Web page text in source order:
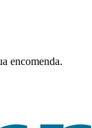
encomenda.